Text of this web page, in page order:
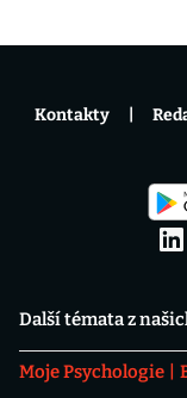
Další témata z
Moje Psychologie
Kontakty